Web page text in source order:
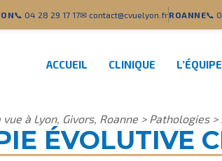
📞 04 28 29 17 17✉ contact@cvuelyon.frROANNE📞
ACCUEIL CLINIQUE L’ÉQUIPE
à Lyon, Givors, Roanne> Pathologies>
ÉVOLUTIVE